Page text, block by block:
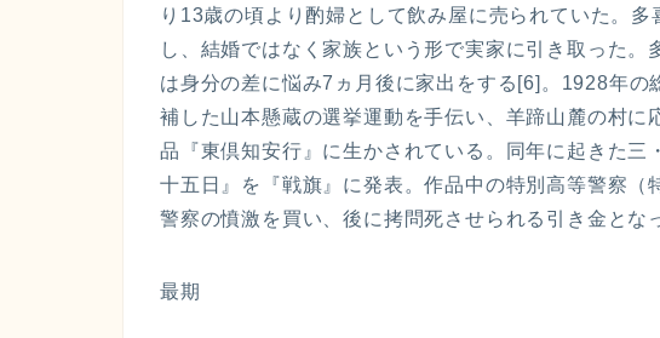
り13歳の頃より酌婦として飲み屋に売られていた。
し、結婚ではなく家族という形で実家に引き取った。
は身分の差に悩み7ヵ月後に家出をする[6]。1928年の
補した山本懸蔵の選挙運動を手伝い、羊蹄山麓の村に
品『東倶知安行』に生かされている。同年に起きた三
十五日』を『戦旗』に発表。作品中の特別高等警察（
警察の憤激を買い、後に拷問死させられる引き金とな
最期